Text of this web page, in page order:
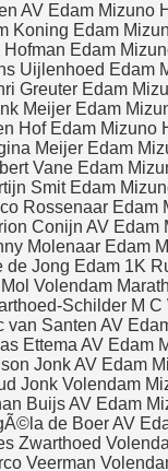
AV Edam Mizuno
Koning Edam
Edam
Uijlenhoed Edam
Greuter Edam
Meijer Edam
Hof Edam Mizuno
Meijer Edam
Vane Edam
Smit Edam
Rossenaar Edam
Conijn AV Edam
Molenaar Edam
de Jong Edam 1K
Volendam
Schilder M
van Santen AV
Ettema AV Edam
Jonk AV Edam
Jonk Volendam
Buijs AV Edam
de Boer AV
Zwarthoed
Veerman